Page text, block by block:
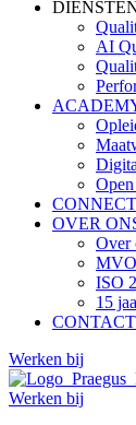
AI
CONNECT
OVER
Over
MVO
ISO
15
CONTACT
Werken bij
Werken bij